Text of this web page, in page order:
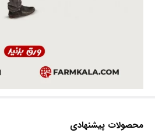
محصولات پیشنهادی